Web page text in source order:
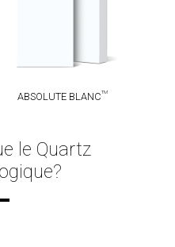
ABSOLUTE BLANCTM
le Quartz